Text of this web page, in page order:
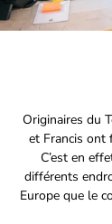
Originaires du
et Francis ont
C’est en
différents
Europe que le